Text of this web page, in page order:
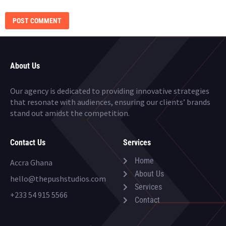
About Us
Our agency is dedicated to providing innovative strategies
that resonate with audiences, ensuring our clients’ brands
stand out amidst the competition.
Contact Us
Accra Ghana
hello@thepushstudios.com
+233 54 915 5566
Services
Home
About Us
Services
Contact